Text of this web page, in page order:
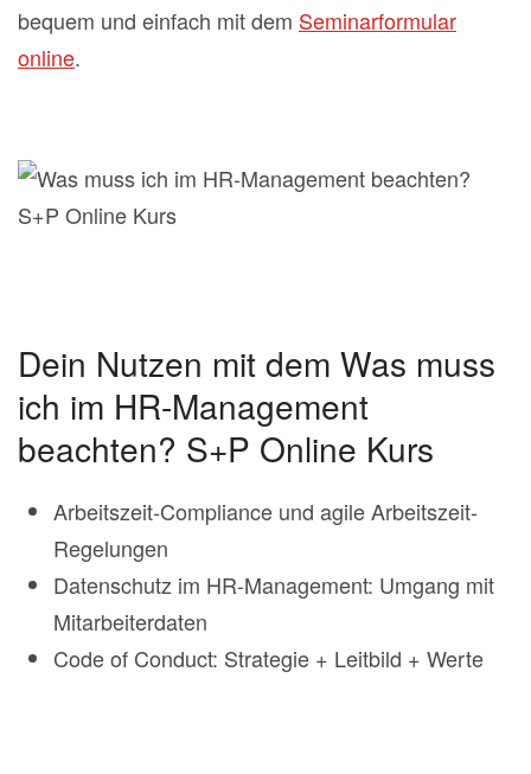
bequem und einfach mit dem Seminarformular
online.
Dein Nutzen mit dem Was muss
ich im HR-Management
beachten? S+P Online Kurs
Arbeitszeit-Compliance und agile Arbeitszeit-
Regelungen
Datenschutz im HR-Management: Umgang mit
Mitarbeiterdaten
Code of Conduct: Strategie + Leitbild + Werte